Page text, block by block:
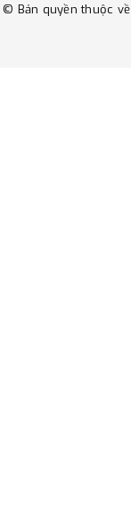
© Bản quyền thuộc về